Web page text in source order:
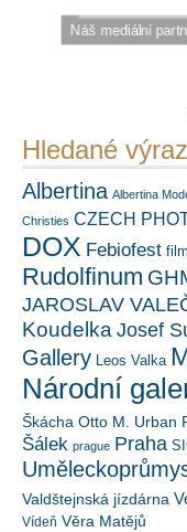
Hledané
Albertina Albertina
Christies CZECH
DOX Febiofest film
Rudolfinum
JAROSLAV
Koudelka Josef
Gallery Leos Valka
Národní
Škácha Otto M. Urban
Šálek prague Praha
Valdštejnská jízdárna
Vídeň Věra Matějů